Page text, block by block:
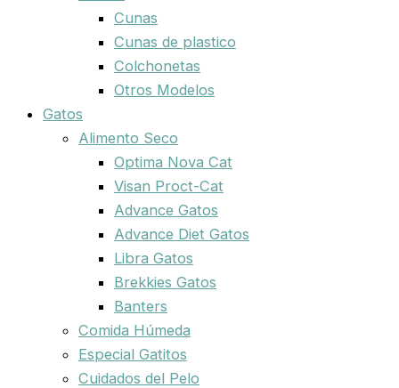
Cunas
Cunas de plastico
Colchonetas
Otros Modelos
Gatos
Alimento Seco
Optima Nova Cat
Visan Proct-Cat
Advance Gatos
Advance Diet Gatos
Libra Gatos
Brekkies Gatos
Banters
Comida Húmeda
Especial Gatitos
Cuidados del Pelo